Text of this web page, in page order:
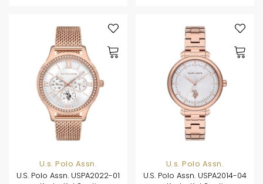
U.s. Polo Assn.
U.S. Polo Assn. USPA2022-01
U.s. Polo Assn.
U.S. Polo Assn. USPA2014-04